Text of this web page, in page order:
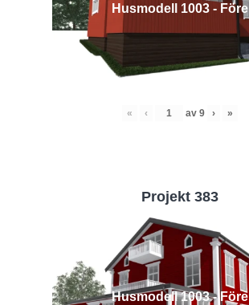
Husmodell 1003 - Före
« ‹ av 9 › »
Projekt 383
Husmodell 1003 - Före